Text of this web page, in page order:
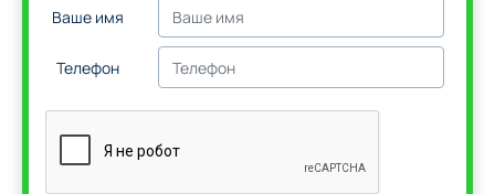
Ваше имя
Телефон